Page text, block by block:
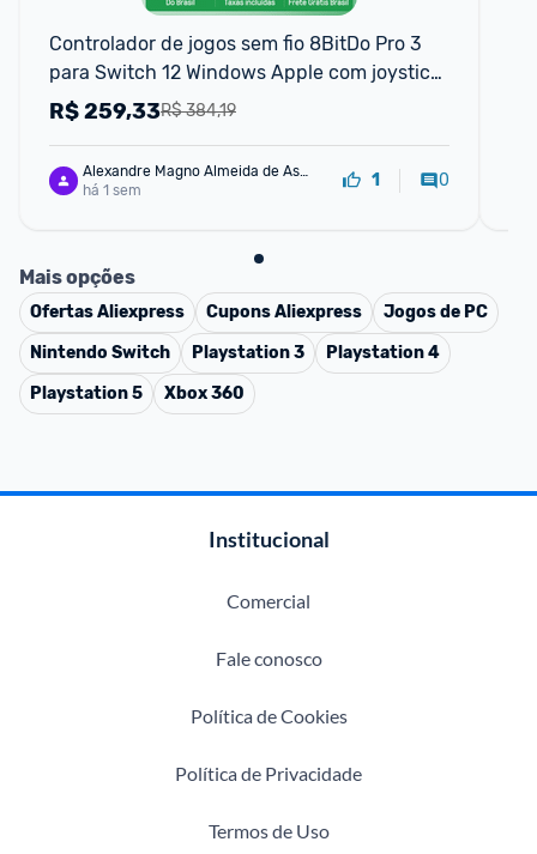
Controlador de jogos sem fio 8BitDo Pro 3
para Switch 12 Windows Apple com joysticks
TMR gatilhos comutáveis botã
R$ 384,19
R$259,33
Alexandre Magno Almeida de Assi
s
há 1 sem 1 0
Mais opções
OfertasAliexpress CuponsAliexpress
Jogos de PC
Nintendo Switch
Playstation 3
Playstation 4
Playstation 5
Xbox 360
Institucional
Comercial
Fale conosco
Política de Cookies
Política de Privacidade
Termos de Uso